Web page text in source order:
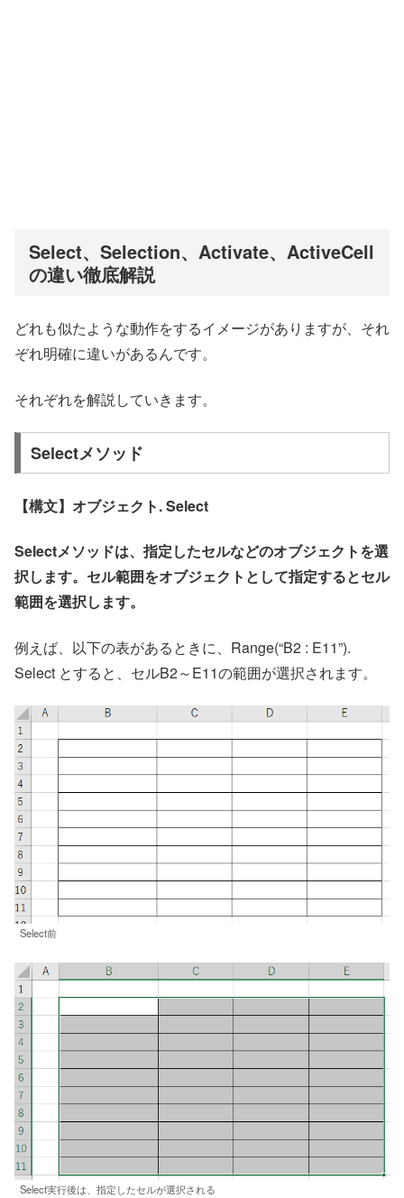
Select、Selection、Activate、ActiveCell
の違い徹底解説
どれも似たような動作をするイメージがありますが、それ
ぞれ明確に違いがあるんです。
それぞれを解説していきます。
Selectメソッド
【構文】オブジェクト. Select
Selectメソッドは、指定したセルなどのオブジェクトを選
択します。セル範囲をオブジェクトとして指定するとセル
範囲を選択します。
例えば、以下の表があるときに、Range(“B2 : E11”).
Select とすると、セルB2～E11の範囲が選択されます。
Select前
Select実行後は、指定したセルが選択される